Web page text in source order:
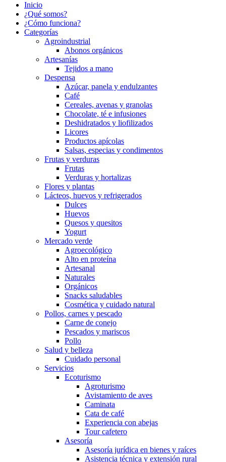
Inicio
¿Qué somos?
¿Cómo funciona?
Categorías
Agroindustrial
Abonos orgánicos
Artesanías
Tejidos a mano
Despensa
Azúcar, panela y endulzantes
Café
Cereales, avenas y granolas
Chocolate, té e infusiones
Deshidratados y liofilizados
Licores
Productos apícolas
Salsas, especias y condimentos
Frutas y verduras
Frutas
Verduras y hortalizas
Flores y plantas
Lácteos, huevos y refrigerados
Dulces
Huevos
Quesos y quesitos
Yogurt
Mercado verde
Agroecológico
Alto en proteína
Artesanal
Naturales
Orgánicos
Snacks saludables
Cosmética y cuidado natural
Pollos, carnes y pescado
Carne de conejo
Pescados y mariscos
Pollo
Salud y belleza
Cuidado personal
Servicios
Ecoturismo
Agroturismo
Avistamiento de aves
Caminata
Cata de café
Experiencia con abejas
Tour cafetero
Asesoría
Asesoría jurídica en bienes y raíces
Asistencia técnica y extensión rural